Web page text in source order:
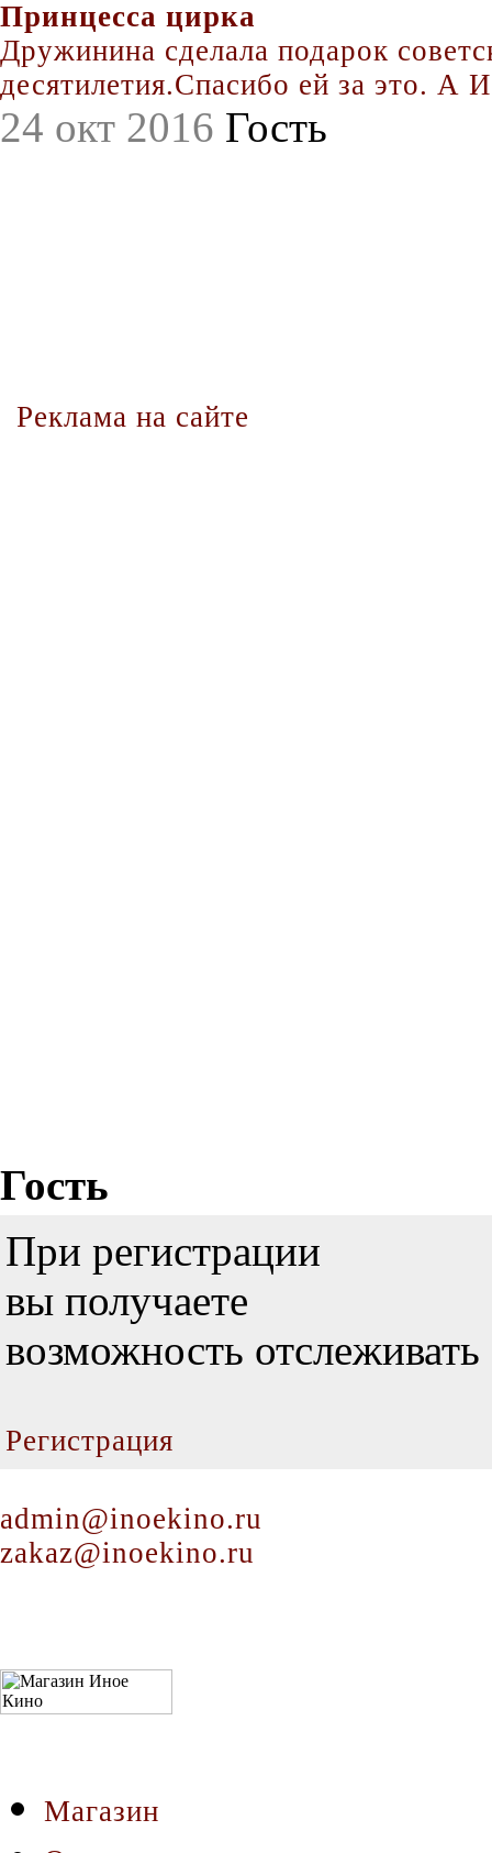
Принцесса цирка
Дружинина сделала подарок
десятилетия.Спасибо ей за это. А
24 окт 2016 Гость
Реклама на сайте
Гость
При регистрации
вы получаете
возможность
Регистрация
admin@inoekino.ru
zakaz@inoekino.ru
Магазин